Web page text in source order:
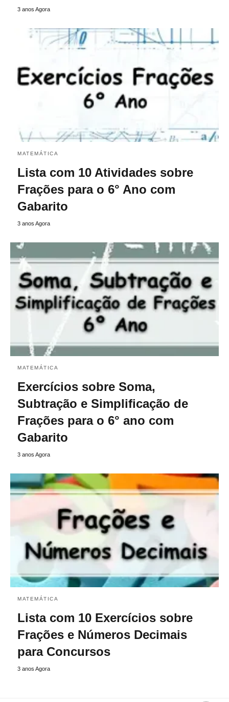
3 anos Agora
MATEMÁTICA
Lista com 10 Atividades sobre
Frações para o 6° Ano com
Gabarito
3 anos Agora
MATEMÁTICA
Exercícios sobre Soma,
Subtração e Simplificação de
Frações para o 6° ano com
Gabarito
3 anos Agora
MATEMÁTICA
Lista com 10 Exercícios sobre
Frações e Números Decimais
para Concursos
3 anos Agora